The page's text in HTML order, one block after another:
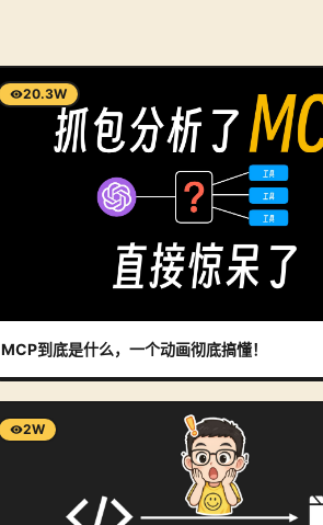
20.3W
MCP到底是什么，一个动画彻底搞懂！
2W